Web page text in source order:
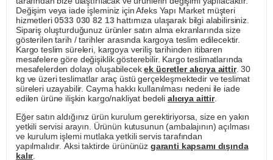
Değişim veya iade işleminiz için Afeks Yapı Market müşteri
hizmetleri0533 030 82 13hattımıza ulaşarak bilgi alabilirsiniz.
Sipariş oluşturduğunuz ürünler satın alma ekranlarında size
gösterilen tarih / tarihler arasında kargoya teslim edilecektir.
Kargo teslim süreleri, kargoya veriliş tarihinden itibaren
mesafelere göre değişiklik gösterebilir. Kargo teslimatlarında
mesafelerden dolayı oluşabilecekek ücretler alıcıya aittir. 30
kg ve üzeri teslimatlar araç üstü gerçekleşmektedir ve teslimat
süreleri uzayabilir. Cayma hakkı kullanılması nedeni ile iade
edilen ürüne ilişkin kargo/nakliyat bedeli alıcıya aittir.
Eğer satın aldığınız ürün kurulum gerektiriyorsa, size en yakın
yetkili servisi arayın. Ürünün kutusunun (ambalajının) açılması
ve kurulum işlemi mutlaka yetkili servis tarafından
yapılmalıdır. Aksi taktirde ürününüz garanti kapsamı dışında
kalır.